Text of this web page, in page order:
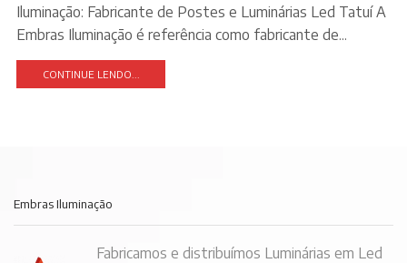
Iluminação: Fabricante de Postes e Luminárias Led Tatuí A
Embras Iluminação é referência como fabricante de...
CONTINUE LENDO...
Embras Iluminação
Fabricamos e distribuímos Luminárias em Led